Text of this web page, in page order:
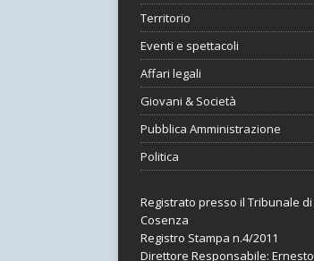
Territorio
Eventi e spettacoli
Affari legali
Giovani & Società
Pubblica Amministrazione
Politica
Registrato presso il Tribunale di
Cosenza
Registro Stampa n.4/2011
Direttore Responsabile: Ernesto